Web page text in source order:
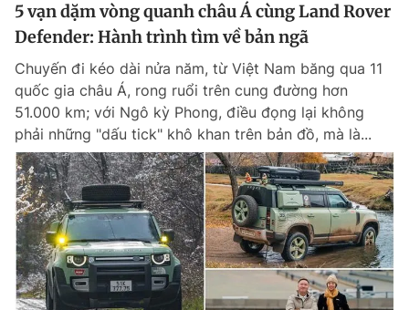
Đọc Thanh Niên trên điện thoại
Theo dõi báo trên
Hotline
0906 645 777
Liên hệ quảng cáo
0908 780 404
5 vạn dặm vòng quanh châu Á cùng Land Rover
Defender: Hành trình tìm về bản ngã
Chuyến đi kéo dài nửa năm, từ Việt Nam băng qua 11
quốc gia châu Á, rong ruổi trên cung đường hơn
51.000 km; với Ngô kỳ Phong, điều đọng lại không
phải những "dấu tick" khô khan trên bản đồ, mà là...